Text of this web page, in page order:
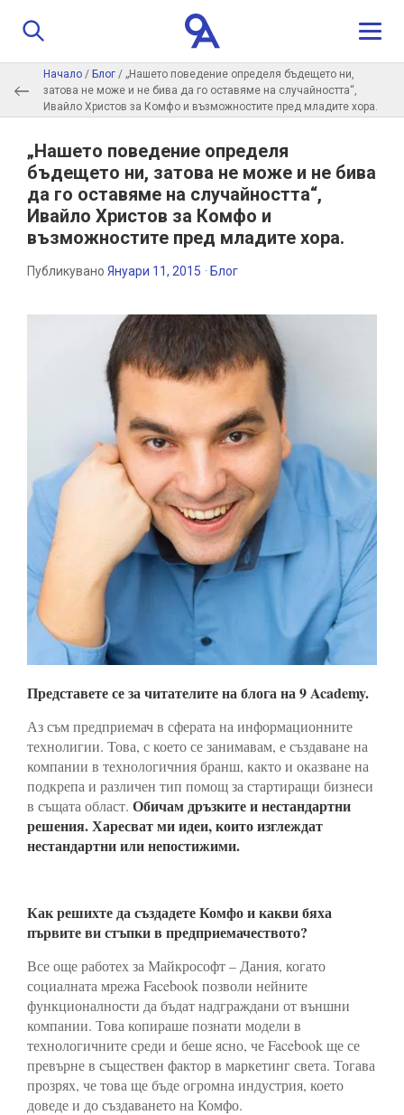
За нас
Програма
Истории
Обучители
Кандидатстване
Начало / Блог / „Нашето поведение определя бъдещето ни,
затова не може и не бива да го оставяме на случайността“,
Ивайло Христов за Комфо и възможностите пред младите хора.
„Нашето поведение определя
бъдещето ни, затова не може и не бива
да го оставяме на случайността“,
Ивайло Христов за Комфо и
възможностите пред младите хора.
Публикувано Януари 11, 2015 · Блог
Представете се за читателите на блога на 9 Academy.
Аз съм предприемач в сферата на информационните
технолигии. Това, с което се занимавам, е създаване на
компании в технологичния бранш, както и оказване на
подкрепа и различен тип помощ за стартиращи бизнеси
в същата област. Обичам дръзките и нестандартни
решения. Харесват ми идеи, които изглеждат
нестандартни или непостижими.
Как решихте да създадете Комфо и какви бяха
първите ви стъпки в предприемачеството?
Все още работех за Майкрософт – Дания, когато
социалната мрежа Facebook позволи нейните
функционалности да бъдат надграждани от външни
компании. Това копираше познати модели в
технологичните среди и беше ясно, че Facebook ще се
превърне в съществен фактор в маркетинг света. Тогава
прозрях, че това ще бъде огромна индустрия, което
доведе и до създаването на Комфо.